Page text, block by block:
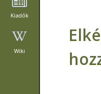
Kiadók
Wiki